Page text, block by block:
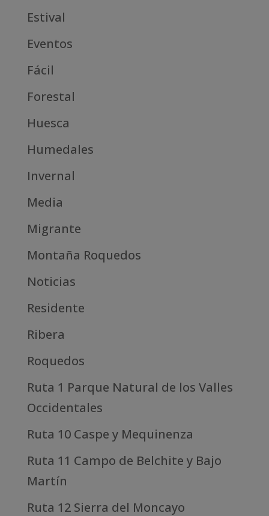
Estival
Eventos
Fácil
Forestal
Huesca
Humedales
Invernal
Media
Migrante
Montaña Roquedos
Noticias
Residente
Ribera
Roquedos
Ruta 1 Parque Natural de los Valles
Occidentales
Ruta 10 Caspe y Mequinenza
Ruta 11 Campo de Belchite y Bajo
Martín
Ruta 12 Sierra del Moncayo